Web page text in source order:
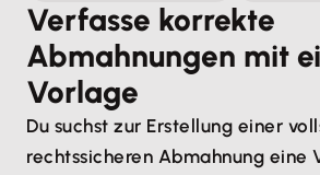
Verfasse korrekte
Abmahnungen mit
Vorlage
Du suchst zur Erstellung einer
rechtssicheren Abmahnung eine